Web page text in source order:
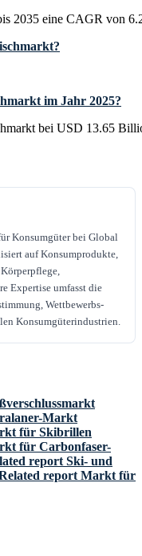
2035 eine CAGR von
im Jahr 2025?
bei USD 13.65
Konsumgüter bei Global
auf Konsumprodukte,
Expertise umfasst die
Wettbewerbs-
Konsumgüterindustrien.
Markt
für Skibrillen
für Carbonfaser-
Ski- und
Markt für